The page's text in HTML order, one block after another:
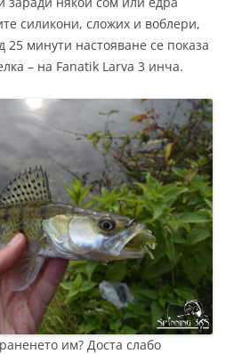
силикони, сложих и воблери,
25 минути настояване се показа
– на Fanatik Larva 3 инча.
им? Доста слабо